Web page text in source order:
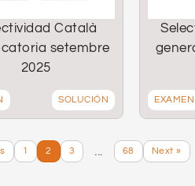
Català
setembre
2025
SOLUCIÓN EXAMEN
1 2 3 ... 68 Next »